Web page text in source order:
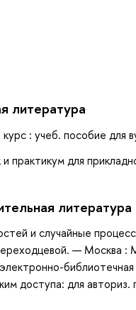
литература
: учеб. пособие для
практикум для
литература
и случайные
Переходцевой. —
доступа: для авториз.